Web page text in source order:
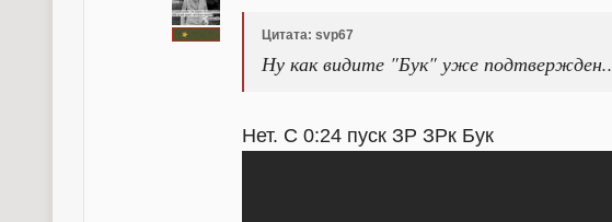
Цитата: svp67
Ну как видите "Бук" уже подтвержден..
Нет. С 0:24 пуск ЗР ЗРк Бук